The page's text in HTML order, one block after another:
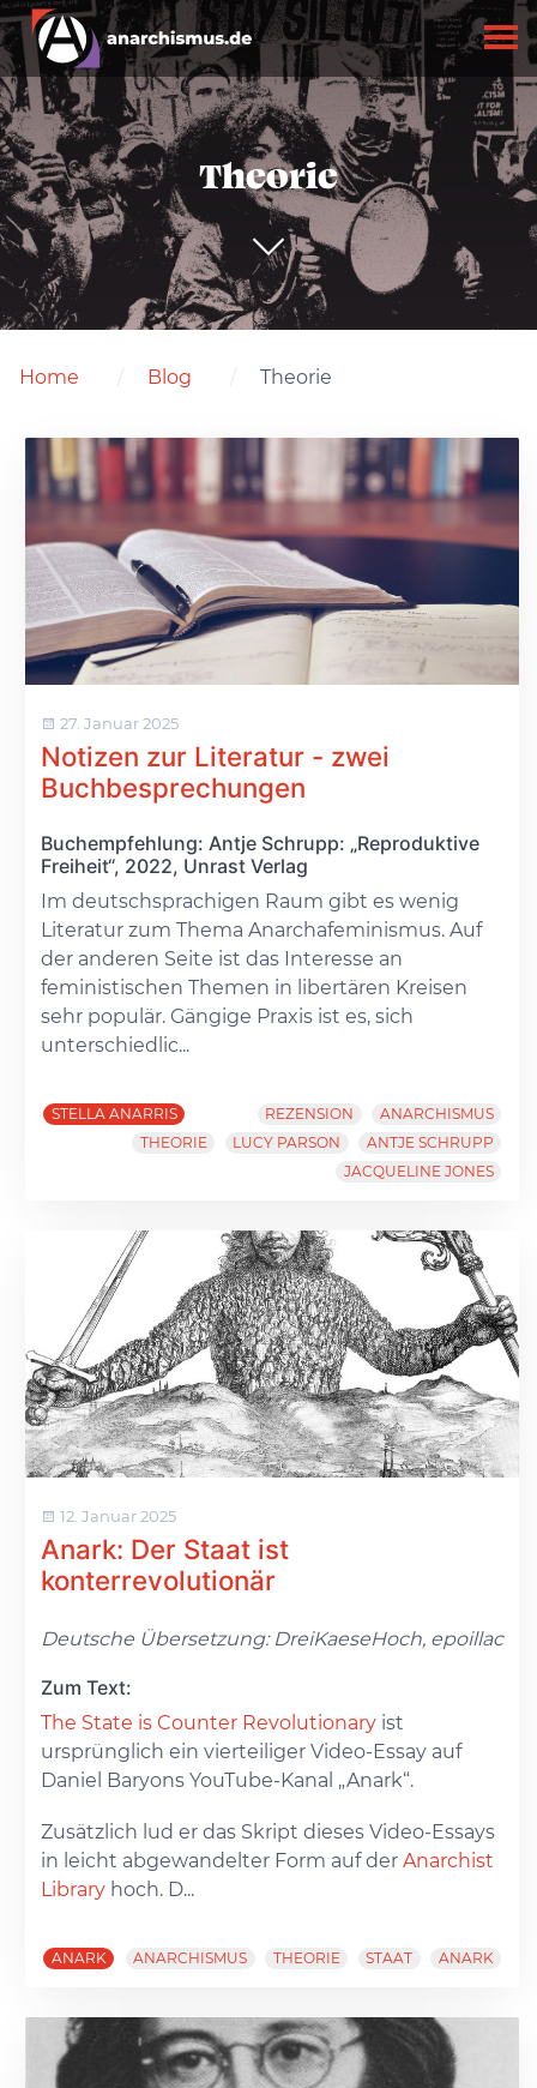
Theorie
Home Blog Theorie
27. Januar 2025
Notizen zur Literatur - zwei
Buchbesprechungen
Buchempfehlung: Antje Schrupp: „Reproduktive
Freiheit“, 2022, Unrast Verlag
Im deutschsprachigen Raum gibt es wenig
Literatur zum Thema Anarchafeminismus. Auf
der anderen Seite ist das Interesse an
feministischen Themen in libertären Kreisen
sehr populär. Gängige Praxis ist es, sich
unterschiedlic...
STELLA ANARRIS REZENSION
ANARCHISMUS
THEORIE
LUCY PARSON
ANTJE SCHRUPP
JACQUELINE JONES
12. Januar 2025
Anark: Der Staat ist
konterrevolutionär
Deutsche Übersetzung: DreiKaeseHoch, epoillac
Zum Text:
The State is Counter Revolutionaryist
ursprünglich ein vierteiliger Video-Essay auf
Daniel Baryons YouTube-Kanal „Anark“.
Zusätzlich lud er das Skript dieses Video-Essays
in leicht abgewandelter Form auf der Anarchist
Libraryhoch. D...
ANARK ANARCHISMUS THEORIE STAAT ANARK